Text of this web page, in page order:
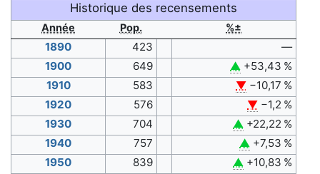
Historique des recensements
Année Pop. %±
1890 423
—
1900
649 ▲ +53,43 %
1910
583 ▼ −10,17 %
1920
576 ▼ −1,2 %
1930
704 ▲ +22,22 %
1940
757 ▲ +7,53 %
1950
839 ▲ +10,83 %